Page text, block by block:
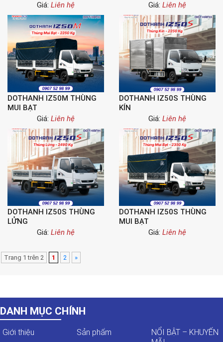
Giá: Liên hệ
Giá: Liên hệ
DOTHANH IZ50M THÙNG
MUI BẠT
Giá: Liên hệ
DOTHANH IZ50S THÙNG
KÍN
Giá: Liên hệ
DOTHANH IZ50S THÙNG
LỬNG
Giá: Liên hệ
DOTHANH IZ50S THÙNG
MUI BẠT
Giá: Liên hệ
Trang 1 trên 2 1 2 »
DANH MỤC CHÍNH
Giới thiệu Sản phẩm
NỔI BẬT – KHUYẾN